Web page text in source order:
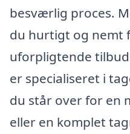
besværlig proces.
du hurtigt og nemt
uforpligtende
er specialiseret i
du står over for en
eller en komplet